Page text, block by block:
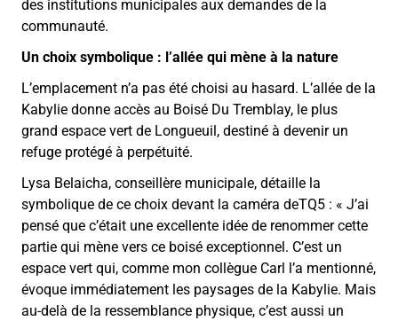
des institutions municipales aux demandes de la
communauté.
Un choix symbolique : l’allée qui mène à la nature
L’emplacement n’a pas été choisi au hasard. L’allée de la
Kabylie donne accès au Boisé Du Tremblay, le plus
grand espace vert de Longueuil, destiné à devenir un
refuge protégé à perpétuité.
Lysa Belaicha, conseillère municipale, détaille la
symbolique de ce choix devant la caméra deTQ5 : « J’ai
pensé que c’était une excellente idée de renommer cette
partie qui mène vers ce boisé exceptionnel. C’est un
espace vert qui, comme mon collègue Carl l’a mentionné,
évoque immédiatement les paysages de la Kabylie. Mais
au-delà de la ressemblance physique, c’est aussi un